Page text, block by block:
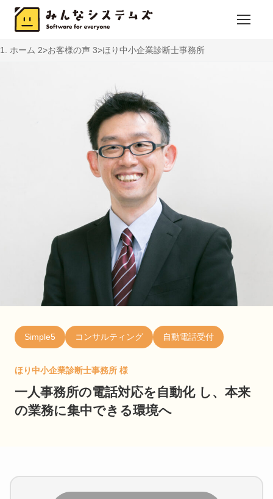
ホーム お客様の声 ほり中小企業診断士事務所
Simple5 コンサルティング 自動電話受付
ほり中小企業診断士事務所 様
一人事務所の電話対応を自動化 し、本来
の業務に集中できる環境へ